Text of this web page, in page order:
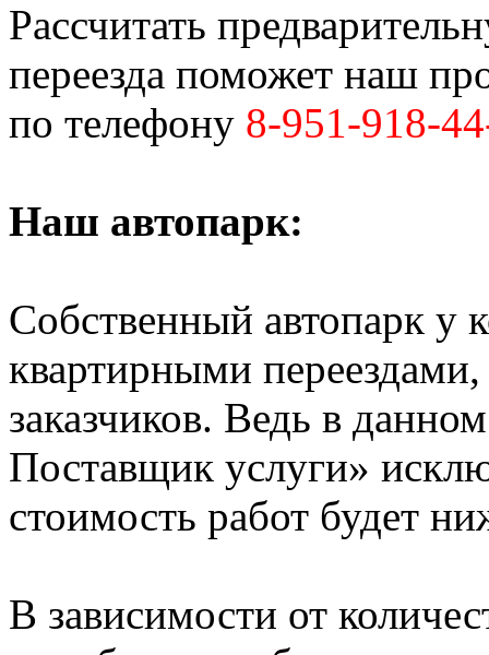
Рассчитать
переезда поможет наш
по телефону 8-951-918-
Наш автопарк:
Собственный автопарк у
квартирными
заказчиков. Ведь в
Поставщик услуги»
стоимость работ будет
В зависимости от